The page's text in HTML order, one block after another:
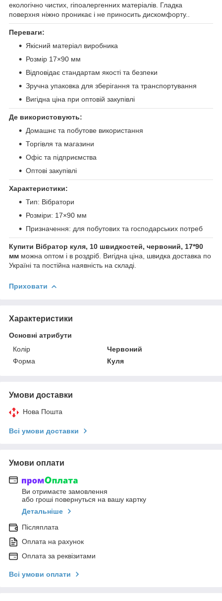
екологічно чистих, гіпоалергенних матеріалів. Гладка
поверхня ніжно проникає і не приносить дискомфорту..
Переваги:
Якісний матеріал виробника
Розмір 17×90 мм
Відповідає стандартам якості та безпеки
Зручна упаковка для зберігання та транспортування
Вигідна ціна при оптовій закупівлі
Де використовують:
Домашнє та побутове використання
Торгівля та магазини
Офіс та підприємства
Оптові закупівлі
Характеристики:
Тип: Вібратори
Розміри: 17×90 мм
Призначення: для побутових та господарських потреб
Купити Вібратор куля, 10 швидкостей, червоний, 17*90
мм можна оптом і в роздріб. Вигідна ціна, швидка доставка по
Україні та постійна наявність на складі.
Приховати
Характеристики
Основні атрибути
Колір
Червоний
Форма
Куля
Умови доставки
Нова Пошта
Всі умови доставки
Умови оплати
Ви отримаєте замовлення
або гроші повернуться на вашу картку
Детальніше
Післяплата
Оплата на рахунок
Оплата за реквізитами
Всі умови оплати